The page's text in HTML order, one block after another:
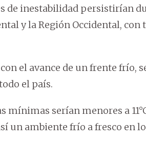
de inestabilidad persistirían
y la Región Occidental,
el avance de un frente frío,
el país.
mínimas serían menores a
un ambiente frío a fresco en